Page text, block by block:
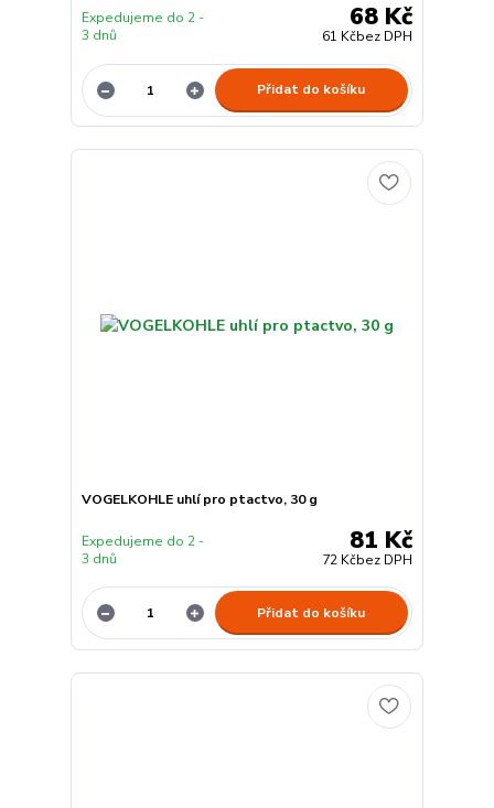
68 Kč
61 Kčbez DPH
Expedujeme do 2 -
3 dnů
Přidat do košíku
VOGELKOHLE uhlí pro ptactvo, 30 g
81 Kč
72 Kčbez DPH
Expedujeme do 2 -
3 dnů
Přidat do košíku